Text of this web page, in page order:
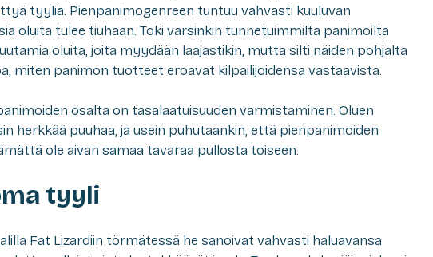
tyyliä. Pienpanimogenreen tuntuu vahvasti kuuluvan
oluita tulee tiuhaan. Toki varsinkin tunnetuimmilta panimoilta
oluita, joita myydään laajastikin, mutta silti näiden pohjalta
miten panimon tuotteet eroavat kilpailijoidensa vastaavista.
osalta on tasalaatuisuuden varmistaminen. Oluen
herkkää puuhaa, ja usein puhutaankin, että pienpanimoiden
ole aivan samaa tavaraa pullosta toiseen.
tyyli
Fat Lizardiin törmätessä he sanoivat vahvasti haluavansa